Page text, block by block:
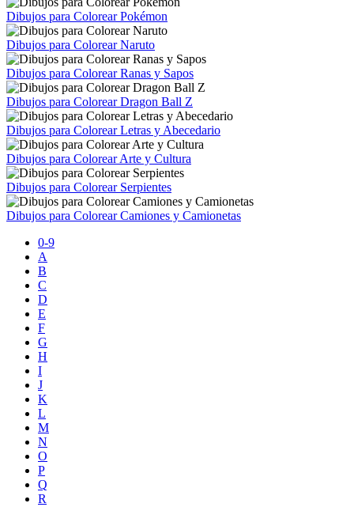
Dibujos para Colorear Pokémon
Dibujos para Colorear Naruto
Dibujos para Colorear Ranas y Sapos
Dibujos para Colorear Dragon Ball Z
Dibujos para Colorear Letras y Abecedario
Dibujos para Colorear Arte y Cultura
Dibujos para Colorear Serpientes
Dibujos para Colorear Camiones y Camionetas
0-9
A
B
C
D
E
F
G
H
I
J
K
L
M
N
O
P
Q
R